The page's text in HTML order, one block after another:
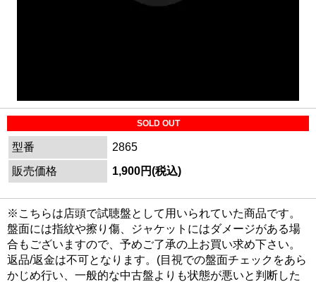
SOLD OUT
型番
2865
販売価格
1,900円(税込)
※こちらは店頭で試聴盤として用いられていた商品です。
盤面には指紋や擦り傷、ジャケットにはダメージがある場
合もございますので、予めご了承の上お買い求め下さい。
返品/返金は不可となります。(目視での盤面チェックをあら
かじめ行い、一般的な中古盤よりも状態が悪いと判断した